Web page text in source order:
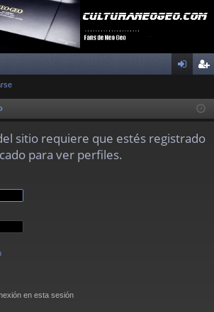
ist
sitio requiere que estés registrado
para ver perfiles.
en esta sesión